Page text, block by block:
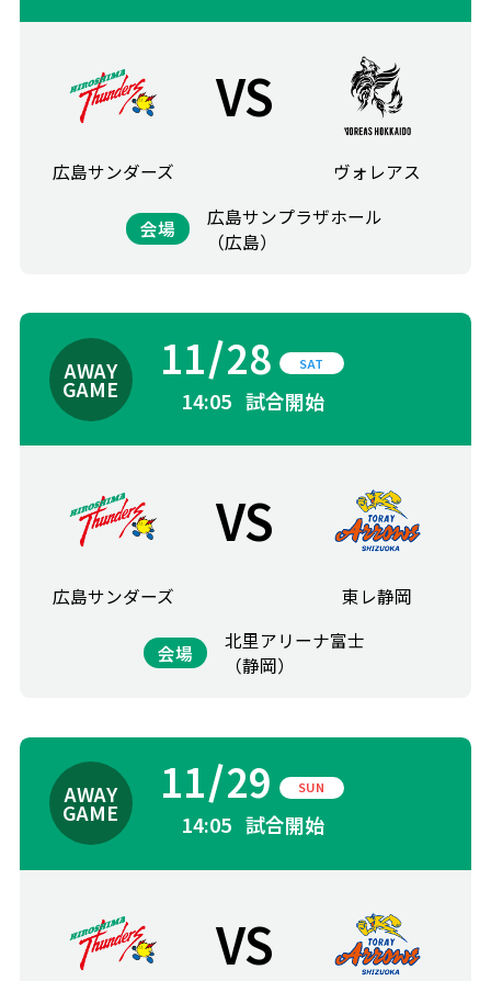
広島サンダーズ
VS
ヴォレアス
会場
広島サンプラザホール
（広島）
11 28 SAT
14:05 試合開始
広島サンダーズ
VS
東レ静岡
会場
北里アリーナ富士
（静岡）
11 29 SUN
14:05 試合開始
VS